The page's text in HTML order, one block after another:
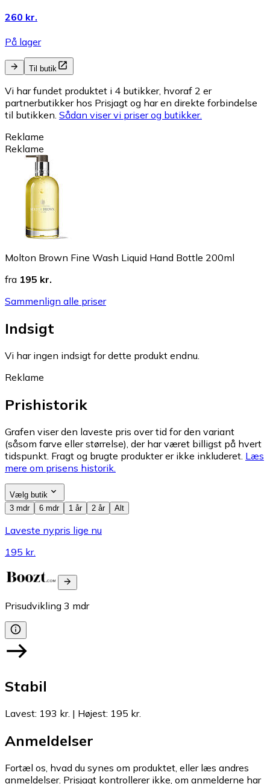
260 kr.
På lager
Til butik
Vi har fundet produktet i 4 butikker, hvoraf 2 er
partnerbutikker hos Prisjagt og har en direkte forbindelse
til butikken. Sådan viser vi priser og butikker.
Reklame
Reklame
Molton Brown Fine Wash Liquid Hand Bottle 200ml
fra 195 kr.
Sammenlign alle priser
Indsigt
Vi har ingen indsigt for dette produkt endnu.
Reklame
Prishistorik
Grafen viser den laveste pris over tid for den variant
(såsom farve eller størrelse), der har været billigst på hvert
tidspunkt. Fragt og brugte produkter er ikke inkluderet. Læs
mere om prisens historik.
Vælg butik
3 mdr
6 mdr 1 år 2 år Alt
Laveste nypris lige nu
195 kr.
Prisudvikling 3 mdr
Stabil
Lavest: 193 kr. | Højest: 195 kr.
Anmeldelser
Fortæl os, hvad du synes om produktet, eller læs andres
anmeldelser. Prisjagt kontrollerer ikke, om anmelderne har